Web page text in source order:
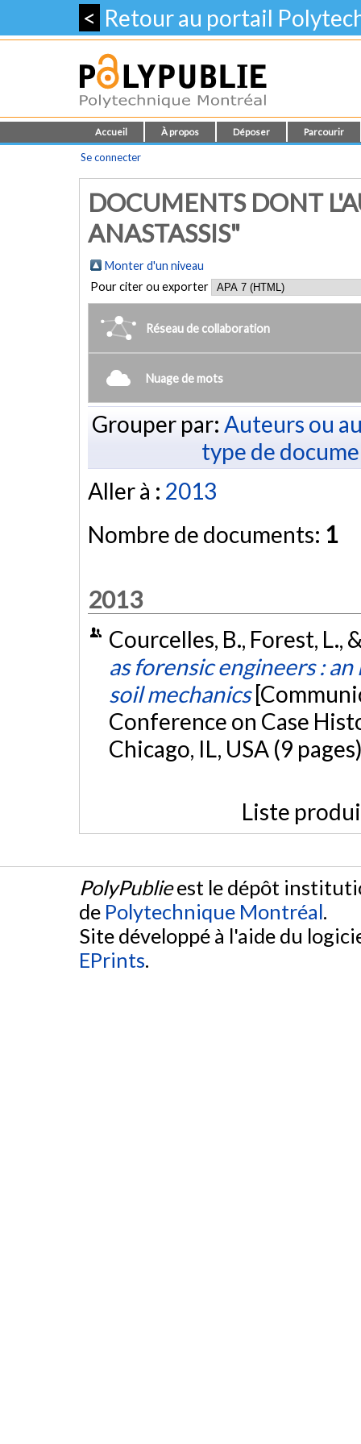
< Retour au portail
Accueil À propos Déposer Parcourir
Se connecter
DOCUMENTS DONT
ANASTASSIS"
Monter d'un niveau
Pour citer ou exporter
Réseau de collaboration
Nuage de mots
Grouper par: Auteurs ou
type de
Aller à : 2013
Nombre de documents: 1
2013
Courcelles, B., Forest, L.,
as forensic engineers :
soil mechanics
Conference on Case
Chicago, IL, USA (9
Liste
PolyPublieest le dépôt
de Polytechnique Montréal.
Site développé à l'aide du
EPrints.